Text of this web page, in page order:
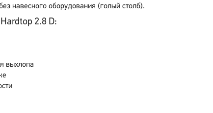
навесного оборудования (голый столб).
2.8 D:
выхлопа